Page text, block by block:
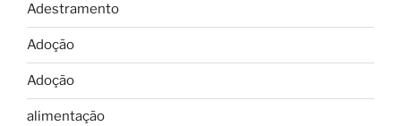
Adestramento
Adoção
Adoção
alimentação